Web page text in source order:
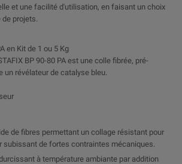
et une facilité d'utilisation, en faisant un choix
de projets.
en Kit de 1 ou 5 Kg
BP 90-80 PA est une colle fibrée, pré-
un révélateur de catalyse bleu.
de fibres permettant un collage résistant pour
subissant de fortes contraintes mécaniques.
à température ambiante par addition